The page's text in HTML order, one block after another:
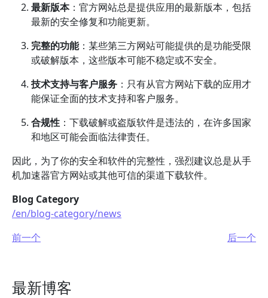
最新版本：官方网站总是提供应用的最新版本，包括
最新的安全修复和功能更新。
完整的功能：某些第三方网站可能提供的是功能受限
或破解版本，这些版本可能不稳定或不安全。
技术支持与客户服务 ：只有从官方网站下载的应用才
能保证全面的技术支持和客户服务。
合规性 ：下载破解或盗版软件是违法的，在许多国家
和地区可能会面临法律责任。
因此，为了你的安全和软件的完整性，强烈建议总是从手
机加速器官方网站或其他可信的渠道下载软件。
Blog Category
/en/blog-category/news
前一个
后一个
最新博客